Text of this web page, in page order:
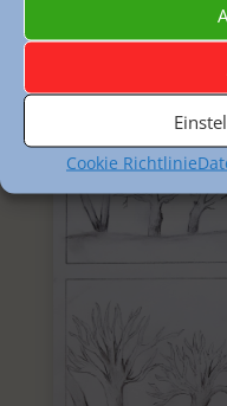
Cookie Richtlinie